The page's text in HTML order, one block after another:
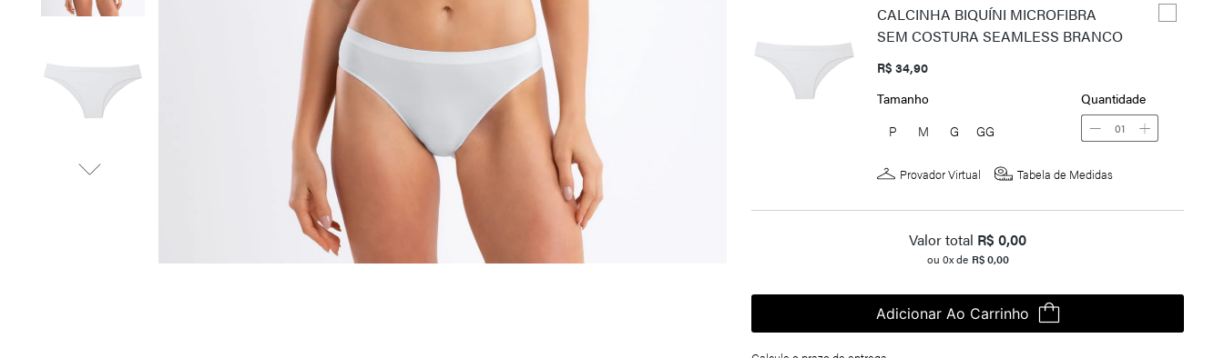
CALCINHA BIQUÍNI MICROFIBRA
SEM COSTURA SEAMLESS BRANCO
R$ 34,90
Tamanho
P
M G GG
Quantidade
01
Provador Virtual Tabela de Medidas
Valor total R$ 0,00
ou 0x de R$0,00
Adicionar Ao Carrinho